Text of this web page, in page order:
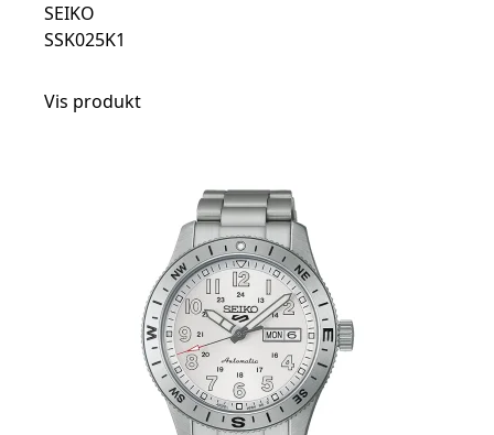
SEIKO
SSK025K1
Vis produkt